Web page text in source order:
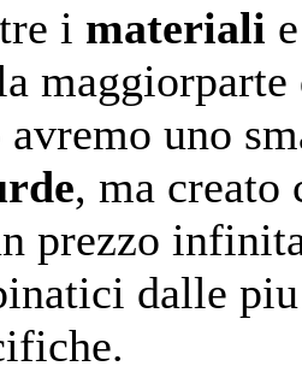
i materiali
avremo uno
, ma creato
prezzo
dalle